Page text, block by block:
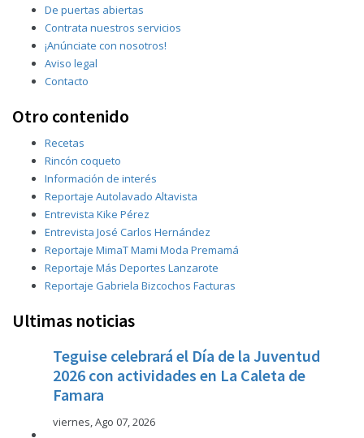
De puertas abiertas
Contrata nuestros servicios
¡Anúnciate con nosotros!
Aviso legal
Contacto
Otro contenido
Recetas
Rincón coqueto
Información de interés
Reportaje Autolavado Altavista
Entrevista Kike Pérez
Entrevista José Carlos Hernández
Reportaje MimaT Mami Moda Premamá
Reportaje Más Deportes Lanzarote
Reportaje Gabriela Bizcochos Facturas
Ultimas noticias
Teguise celebrará el Día de la Juventud
2026 con actividades en La Caleta de
Famara
viernes, Ago 07, 2026